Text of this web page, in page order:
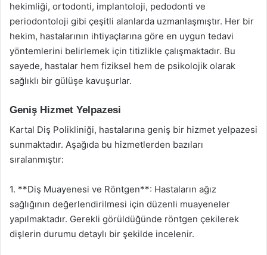
hekimliği, ortodonti, implantoloji, pedodonti ve
periodontoloji gibi çeşitli alanlarda uzmanlaşmıştır. Her bir
hekim, hastalarının ihtiyaçlarına göre en uygun tedavi
yöntemlerini belirlemek için titizlikle çalışmaktadır. Bu
sayede, hastalar hem fiziksel hem de psikolojik olarak
sağlıklı bir gülüşe kavuşurlar.
Geniş Hizmet Yelpazesi
Kartal Diş Polikliniği, hastalarına geniş bir hizmet yelpazesi
sunmaktadır. Aşağıda bu hizmetlerden bazıları
sıralanmıştır:
1. **Diş Muayenesi ve Röntgen**: Hastaların ağız
sağlığının değerlendirilmesi için düzenli muayeneler
yapılmaktadır. Gerekli görüldüğünde röntgen çekilerek
dişlerin durumu detaylı bir şekilde incelenir.